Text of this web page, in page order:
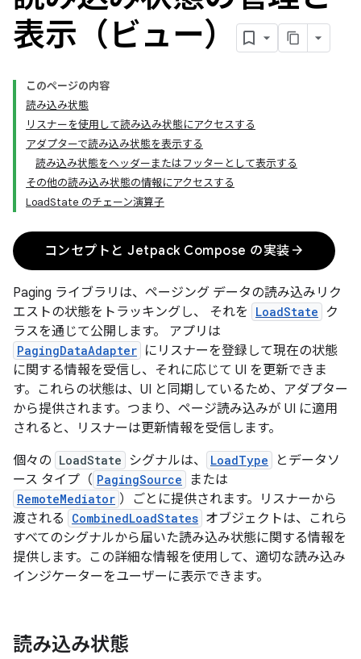
表示（ビュー）
このページの内容
読み込み状態
リスナーを使用して読み込み状態にアクセスする
アダプターで読み込み状態を表示する
読み込み状態をヘッダーまたはフッターとして表示する
その他の読み込み状態の情報にアクセスする
LoadState のチェーン演算子
コンセプトと Jetpack Compose の実装 arrow_forward
Paging ライブラリは、ページング データの読み込みリク
エストの状態をトラッキングし、 それを
LoadState
ク
ラスを通じて公開します。 アプリは
PagingDataAdapter にリスナーを登録して現在の状態
に関する情報を受信し、それに応じて UI を更新できま
す。これらの状態は、UI と同期しているため、アダプター
から提供されます。つまり、ページ読み込みが UI に適用
されると、リスナーは更新情報を受信します。
個々の LoadState シグナルは、 LoadType
とデータソ
ース タイプ（ PagingSource または
RemoteMediator ）ごとに提供されます。リスナーから
渡される
CombinedLoadStates オブジェクトは、これら
すべてのシグナルから届いた読み込み状態に関する情報を
提供します。この詳細な情報を使用して、適切な読み込み
インジケーターをユーザーに表示できます。
読み込み状態